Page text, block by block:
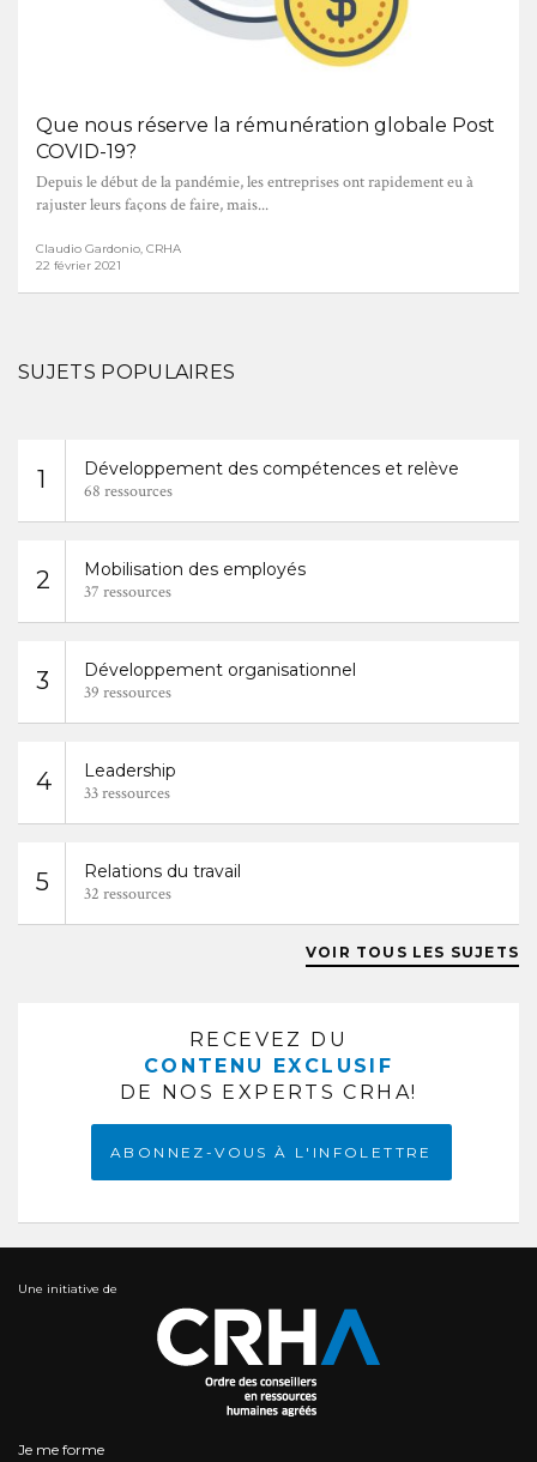
Que nous réserve la rémunération globale Post
COVID-19?
Depuis le début de la pandémie, les entreprises ont rapidement eu à
rajuster leurs façons de faire, mais...
Claudio Gardonio, CRHA
22 février 2021
SUJETS POPULAIRES
1
Développement des compétences et relève
68 ressources
2
Mobilisation des employés
37 ressources
3
Développement organisationnel
39 ressources
4
Leadership
33 ressources
5
Relations du travail
32 ressources
VOIR TOUS LES SUJETS
RECEVEZ DU
CONTENU EXCLUSIF
DE NOS EXPERTS CRHA!
ABONNEZ-VOUS À L'INFOLETTRE
Une initiative de
Je me forme